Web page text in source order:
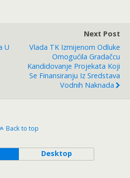
U
Next Post
Vlada TK Izmijenom Odluke
Omogućila Gradačcu
Kandidovanje Projekata Koji
Se Finansiranju Iz Sredstava
Vodnih Naknada
Back to top
Desktop